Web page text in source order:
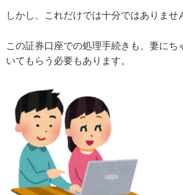
しかし、これだけでは十分ではありませ
この証券口座での処理手続きも、妻にち
いてもらう必要もあります。